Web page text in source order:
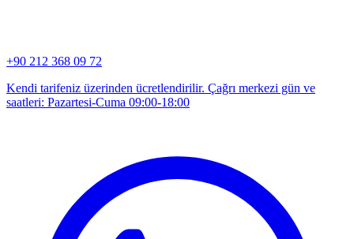
+90 212 368 09 72
Kendi tarifeniz üzerinden ücretlendirilir. Çağrı merkezi gün ve
saatleri: Pazartesi-Cuma 09:00-18:00